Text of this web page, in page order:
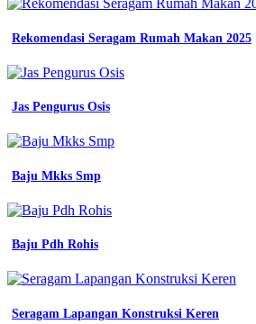
Rekomendasi Seragam Rumah Makan 2025
Jas Pengurus Osis
Baju Mkks Smp
Baju Pdh Rohis
Seragam Lapangan Konstruksi Keren